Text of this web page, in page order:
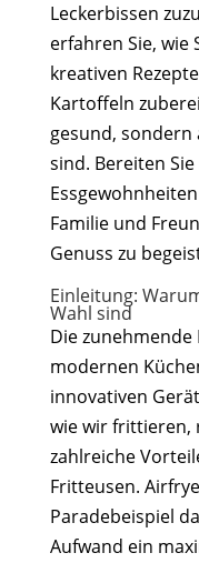
Leckerbissen
erfahren Sie, wie
kreativen
Kartoffeln
gesund,
sind. Bereiten
Familie und
Genuss zu
Einleitung:
Wahl sind
Die
modernen
innovativen
wie wir frittieren,
zahlreiche
Fritteusen.
Paradebeispiel
Aufwand ein